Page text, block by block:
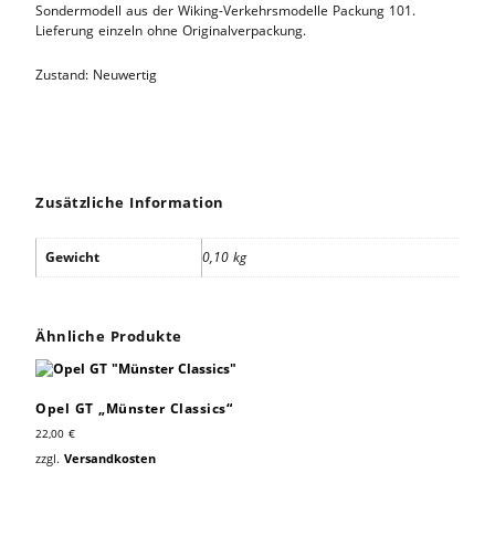
Sondermodell aus der Wiking-Verkehrsmodelle Packung 101.
Lieferung einzeln ohne Originalverpackung.
Zustand: Neuwertig
Zusätzliche Information
Gewicht 0,10 kg
Ähnliche Produkte
Opel GT „Münster Classics“
22,00 €
zzgl. Versandkosten